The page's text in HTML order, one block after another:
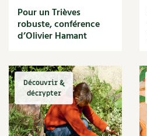
Maïs doux
Maison saine
Mare
Marie Chioca
Marmite
Massage
Matériaux
Pour un Trièves
robuste, conférence
d’Olivier Hamant
Découvrir &
décrypter